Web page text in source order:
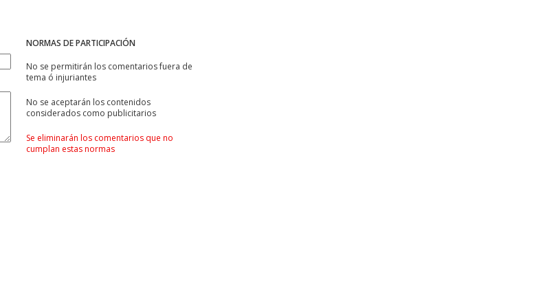
NORMAS DE PARTICIPACIÓN
No se permitirán los comentarios fuera de
tema ó injuriantes
No se aceptarán los contenidos
considerados como publicitarios
Se eliminarán los comentarios que no
cumplan estas normas